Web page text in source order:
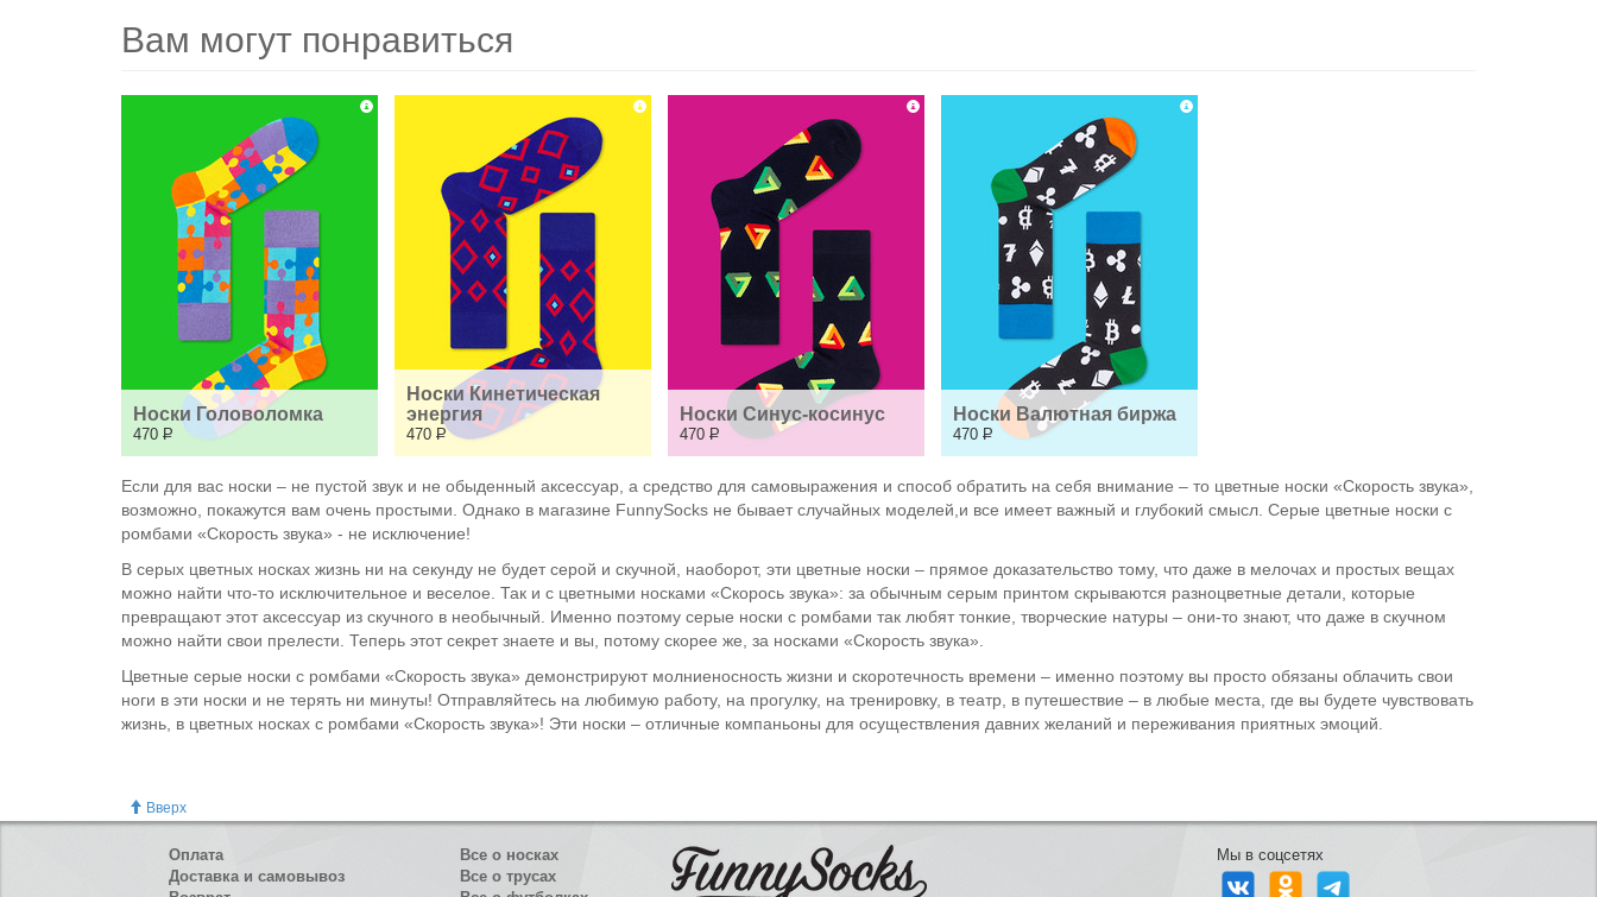
Вам могут понравиться
Носки Головоломка
470 Р
Носки Кинетическая
энергия
470 Р
Носки Синус-косинус
470 Р
Носки Валютная биржа
470 Р
Если для вас носки – не пустой звук и не обыденный аксессуар, а средство для самовыражения и способ обратить на себя внимание – то цветные носки «Скорость звука»,
возможно, покажутся вам очень простыми. Однако в магазине FunnySocks не бывает случайных моделей,и все имеет важный и глубокий смысл. Серые цветные носки с
ромбами «Скорость звука» - не исключение!
В серых цветных носках жизнь ни на секунду не будет серой и скучной, наоборот, эти цветные носки – прямое доказательство тому, что даже в мелочах и простых вещах
можно найти что-то исключительное и веселое. Так и с цветными носками «Скорось звука»: за обычным серым принтом скрываются разноцветные детали, которые
превращают этот аксессуар из скучного в необычный. Именно поэтому серые носки с ромбами так любят тонкие, творческие натуры – они-то знают, что даже в скучном
можно найти свои прелести. Теперь этот секрет знаете и вы, потому скорее же, за носками «Скорость звука».
Цветные серые носки с ромбами «Скорость звука» демонстрируют молниеносность жизни и скоротечность времени – именно поэтому вы просто обязаны облачить свои
ноги в эти носки и не терять ни минуты! Отправляйтесь на любимую работу, на прогулку, на тренировку, в театр, в путешествие – в любые места, где вы будете чувствовать
жизнь, в цветных носках с ромбами «Скорость звука»! Эти носки – отличные компаньоны для осуществления давних желаний и переживания приятных эмоций.
Вверх
Оплата
Доставка и самовывоз
Все о носках
Все о трусах
Мы в соцсетях